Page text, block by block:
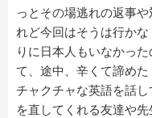
っとその場逃れの返事
れど今回はそうは行か
りに日本人もいなかっ
て、途中、辛くて諦め
チャクチャな英語を話
を直してくれる友達や